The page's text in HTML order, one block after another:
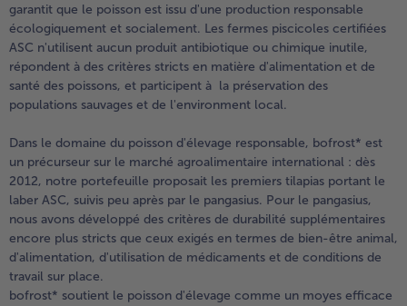
garantit que le poisson est issu d'une production responsable
écologiquement et socialement. Les fermes piscicoles certifiées
ASC n'utilisent aucun produit antibiotique ou chimique inutile,
répondent à des critères stricts en matière d'alimentation et de
santé des poissons, et participent à la préservation des
populations sauvages et de l'environment local.
Dans le domaine du poisson d'élevage responsable, bofrost* est
un précurseur sur le marché agroalimentaire international : dès
2012, notre portefeuille proposait les premiers tilapias portant le
laber ASC, suivis peu après par le pangasius. Pour le pangasius,
nous avons développé des critères de durabilité supplémentaires
encore plus stricts que ceux exigés en termes de bien-être animal,
d'alimentation, d'utilisation de médicaments et de conditions de
travail sur place.
bofrost* soutient le poisson d'élevage comme un moyes efficace